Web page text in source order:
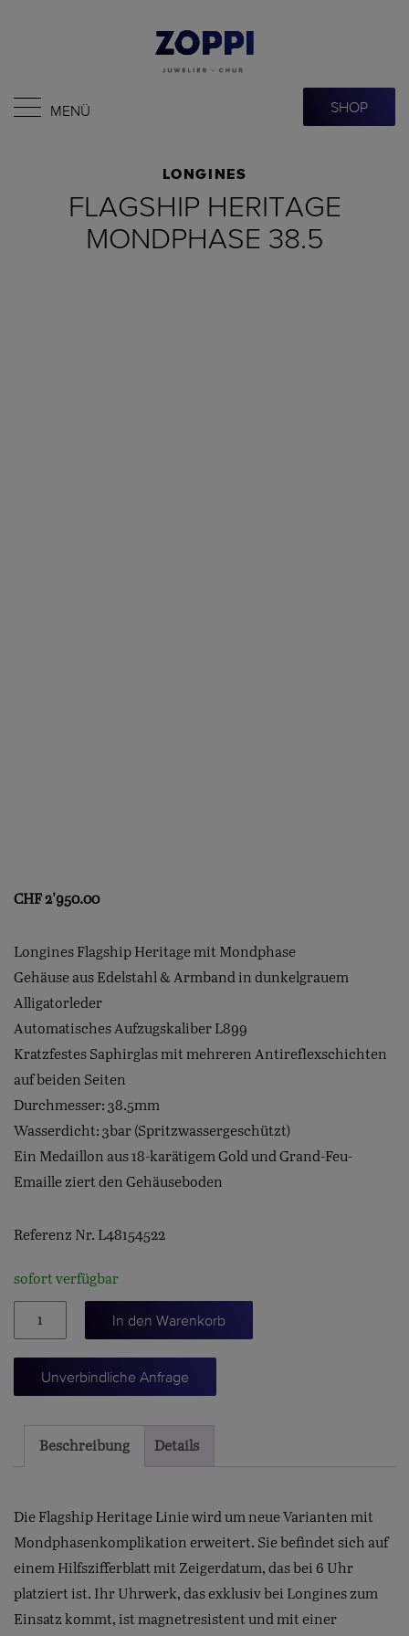
MENÜ SHOP
LONGINES
FLAGSHIP HERITAGE
MONDPHASE 38.5
CHF2'950.00
Longines Flagship Heritage mit Mondphase
Gehäuse aus Edelstahl & Armband in dunkelgrauem
Alligatorleder
Automatisches Aufzugskaliber L899
Kratzfestes Saphirglas mit mehreren Antireflexschichten
auf beiden Seiten
Durchmesser: 38.5mm
Wasserdicht: 3bar (Spritzwassergeschützt)
Ein Medaillon aus 18-karätigem Gold und Grand-Feu-
Emaille ziert den Gehäuseboden
Referenz Nr. L48154522
sofort verfügbar
HERITAGE
MONDPHASE
In den Warenkorb
Unverbindliche Anfrage
Beschreibung Details
Die Flagship Heritage Linie wird um neue Varianten mit
Mondphasenkomplikation erweitert. Sie befindet sich auf
einem Hilfszifferblatt mit Zeigerdatum, das bei 6 Uhr
platziert ist. Ihr Uhrwerk, das exklusiv bei Longines zum
Einsatz kommt, ist magnetresistent und mit einer